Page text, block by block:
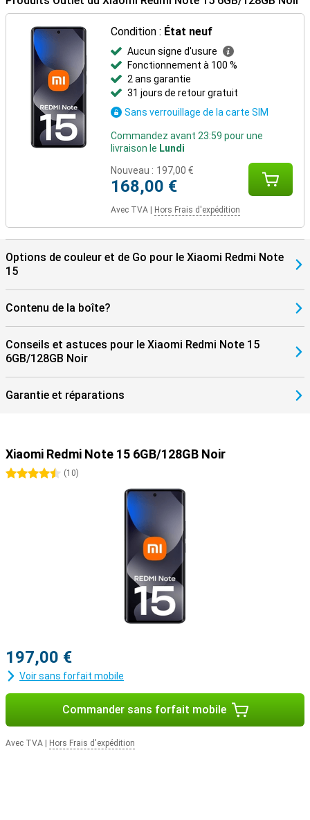
Condition : État neuf
Aucun signe d'usure
Fonctionnement à 100 %
2 ans garantie
31 jours de retour gratuit
Sans verrouillage de la carte SIM
Commandez avant 23:59 pour une
livraison le Lundi
Nouveau : 197,00 €
168,00 €
Avec TVA Hors Frais d'expédition
Options de couleur et de Go pour le Xiaomi Redmi Note
15
Contenu de la boîte?
Conseils et astuces pour le Xiaomi Redmi Note 15
6GB/128GB Noir
Garantie et réparations
Xiaomi Redmi Note 15 6GB/128GB Noir
4.5 étoiles
(10)
197,00 €
Voir sans forfait mobile
Commander sans forfait mobile
Avec TVA Hors Frais d'expédition